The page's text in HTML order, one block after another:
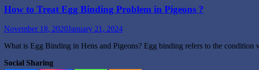
How to Treat Egg Binding Problem in Pigeons ?
November 18, 2020January 21, 2024
What is Egg Binding in Hens and Pigeons? Egg binding refers to the
Social Sharing